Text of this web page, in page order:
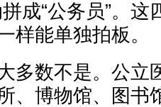
成“公务员”。
样能单独拍板。
多数不是。公立
、博物馆、图书